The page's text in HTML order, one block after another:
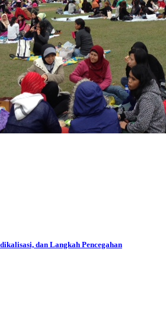
dan Langkah Pencegahan